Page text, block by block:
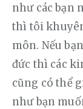
như các bạn
thì tôi
môn. Nếu
đức thì các
cũng có thể
như bạn